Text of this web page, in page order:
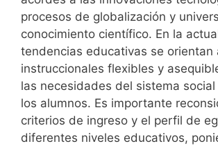
procesos de globalización y
conocimiento científico. En la
tendencias educativas se orientan
instruccionales flexibles y
las necesidades del sistema
los alumnos. Es importante
criterios de ingreso y el perfil de
diferentes niveles educativos,